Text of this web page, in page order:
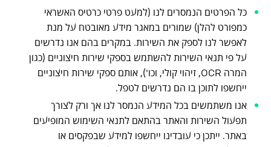
כל הפרטים הנמסרים לנו (למעט פרטי כרטיס האשראי
כמפורט להלן) שמורים במאגר מידע מאובטח על מנת
לאפשר לנו לספק את השירות. במקרים בהם אנו נדרשים
על פי תנאי השירות להשתמש בספקי שירות חיצוניים (כגון
המרה OCR, זיהוי קולי, וכו'), אותם ספקי שירות חיצוניים
ייחשפו לתוכן בו הם נדרשים לטפל.
אנו משתמשים בכל המידע הנמסר לנו אך ורק לצורך
תפעול השירות והאתר בהתאם לתנאי השימוש המופיעים
באתר. ייתכן כי עובדינו ייחשפו למידע שבפקסים או